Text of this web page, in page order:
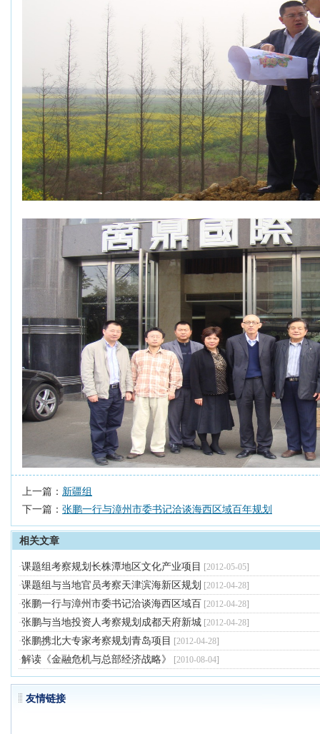
上一篇： 新疆组
下一篇： 张鹏一行与漳州市委书记洽谈海西区域百年规划
相关文章
·课题组考察规划长株潭地区文化产业项目 [2012-05-05]
·课题组与当地官员考察天津滨海新区规划 [2012-04-28]
·张鹏一行与漳州市委书记洽谈海西区域百 [2012-04-28]
·张鹏与当地投资人考察规划成都天府新城 [2012-04-28]
·张鹏携北大专家考察规划青岛项目 [2012-04-28]
·解读《金融危机与总部经济战略》 [2010-08-04]
友情链